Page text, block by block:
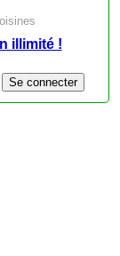
illimité !